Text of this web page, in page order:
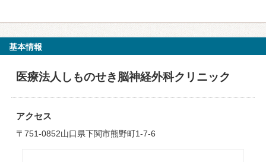
基本情報
医療法人しものせき脳神経外科クリニック
アクセス
〒751-0852山口県下関市熊野町1-7-6